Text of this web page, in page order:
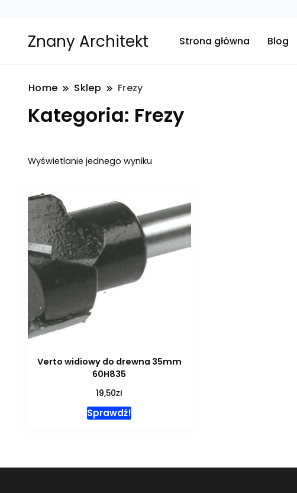
Znany Architekt Strona główna Blog
Home Sklep Frezy
Kategoria: Frezy
Wyświetlanie jednego wyniku
Verto widiowy do drewna 35mm
60H835
19,50zł
Sprawdź!